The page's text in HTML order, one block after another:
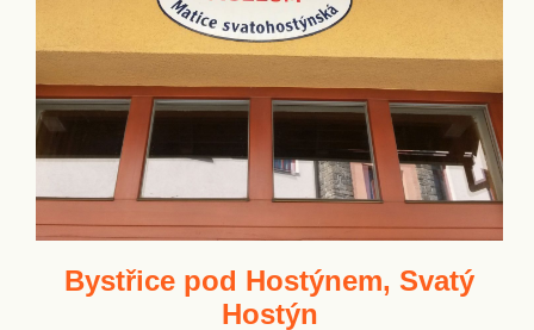
Bystřice pod Hostýnem, Svatý
Hostýn